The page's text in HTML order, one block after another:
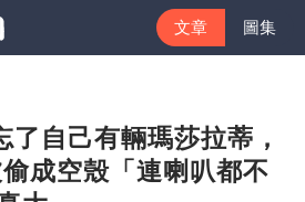
文章 圖集
了自己有輛瑪莎拉蒂，
成空殼「連喇叭都不